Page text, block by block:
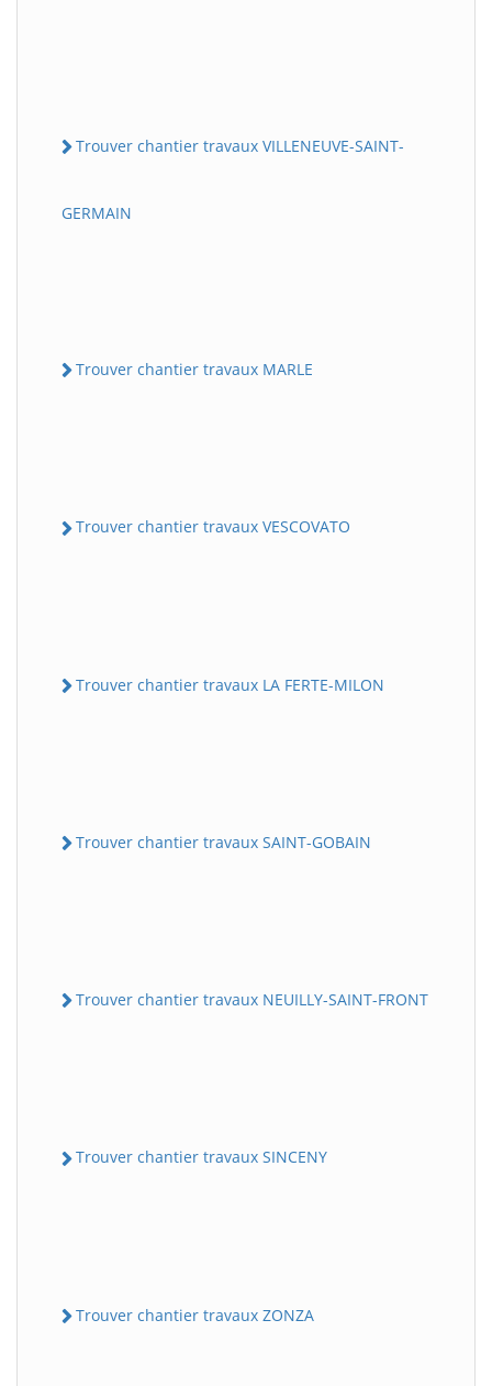
Trouver chantier travaux VILLENEUVE-SAINT-
GERMAIN
Trouver chantier travaux MARLE
Trouver chantier travaux VESCOVATO
Trouver chantier travaux LA FERTE-MILON
Trouver chantier travaux SAINT-GOBAIN
Trouver chantier travaux NEUILLY-SAINT-FRONT
Trouver chantier travaux SINCENY
Trouver chantier travaux ZONZA